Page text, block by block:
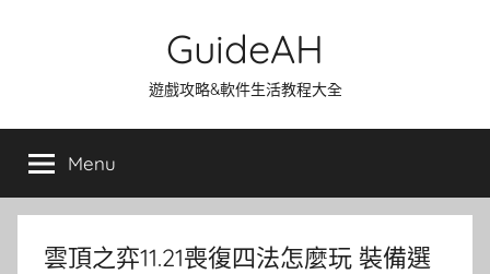
GuideAH
遊戲攻略&軟件生活教程大全
Menu
雲頂之弈11.21喪復四法怎麼玩 裝備選